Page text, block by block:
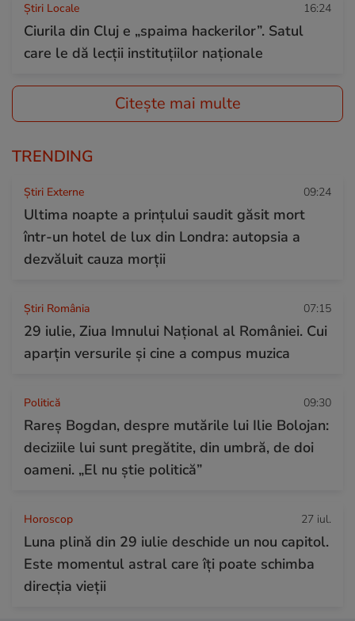
Știri Locale 16:24
Ciurila din Cluj e „spaima hackerilor”. Satul
care le dă lecții instituțiilor naționale
Citește mai multe
TRENDING
Știri Externe 09:24
Ultima noapte a prințului saudit găsit mort
într-un hotel de lux din Londra: autopsia a
dezvăluit cauza morții
Știri România 07:15
29 iulie, Ziua Imnului Național al României. Cui
aparțin versurile și cine a compus muzica
Politică 09:30
Rareș Bogdan, despre mutările lui Ilie Bolojan:
deciziile lui sunt pregătite, din umbră, de doi
oameni. „El nu știe politică”
Horoscop 27 iul.
Luna plină din 29 iulie deschide un nou capitol.
Este momentul astral care îți poate schimba
direcția vieții